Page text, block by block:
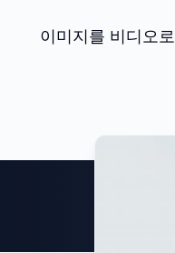
이미지를 비디오로